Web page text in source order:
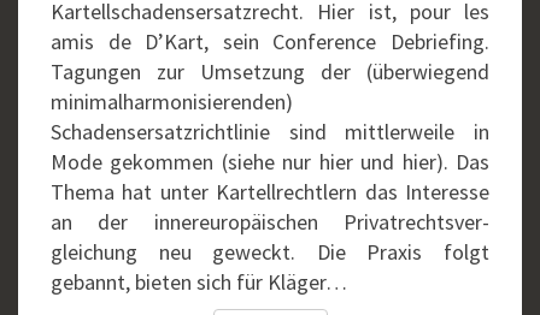
Kartellschadensersatzrecht. Hier ist, pour les
amis de D’Kart, sein Conference Debriefing.
Tagungen zur Umsetzung der (überwiegend
minimalharmonisierenden)
Schadensersatzrichtlinie sind mittlerweile in
Mode gekommen (siehe nur hier und hier). Das
Thema hat unter Kartellrechtlern das Interesse
an der innereuropäischen Privatrechts­ver­
gleichung neu geweckt. Die Praxis folgt
gebannt, bieten sich für Kläger…